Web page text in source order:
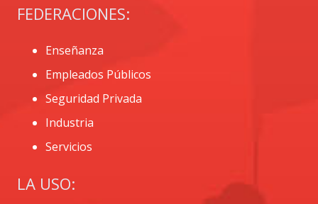
FEDERACIONES:
Enseñanza
Empleados Públicos
Seguridad Privada
Industria
Servicios
LA USO: